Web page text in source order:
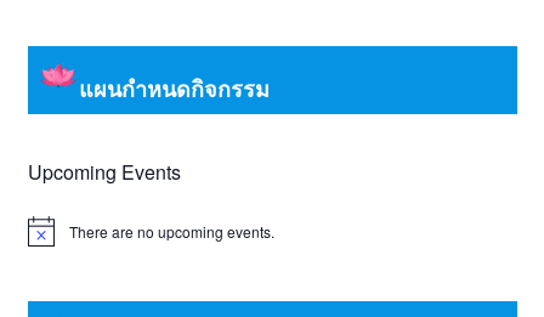
แผนกำหนดกิจกรรม
Upcoming Events
Notice There are no upcoming events.